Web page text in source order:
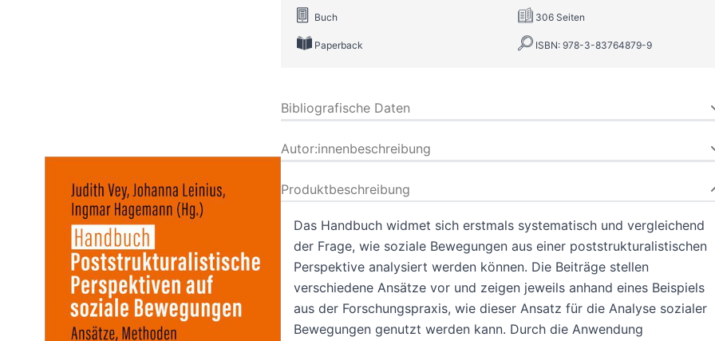
Buch 306 Seiten
Paperback ISBN: 978-3-83764879-9
Bibliografische Daten
Autor:innenbeschreibung
Produktbeschreibung
Das Handbuch widmet sich erstmals systematisch und vergleichend
der Frage, wie soziale Bewegungen aus einer poststrukturalistischen
Perspektive analysiert werden können. Die Beiträge stellen
verschiedene Ansätze vor und zeigen jeweils anhand eines Beispiels
aus der Forschungspraxis, wie dieser Ansatz für die Analyse sozialer
Bewegungen genutzt werden kann. Durch die Anwendung